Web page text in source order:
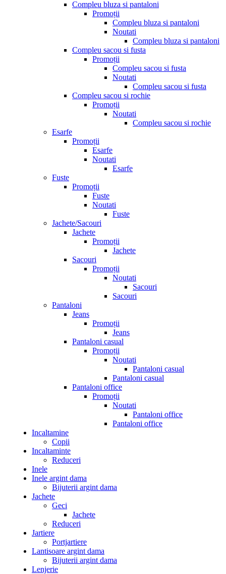
Compleu bluza si pantaloni
Promoții
Compleu bluza si pantaloni
Noutati
Compleu bluza si pantaloni
Compleu sacou si fusta
Promoții
Compleu sacou si fusta
Noutati
Compleu sacou si fusta
Compleu sacou si rochie
Promoții
Noutati
Compleu sacou si rochie
Esarfe
Promoții
Esarfe
Noutati
Esarfe
Fuste
Promoții
Fuste
Noutati
Fuste
Jachete/Sacouri
Jachete
Promoții
Jachete
Sacouri
Promoții
Noutati
Sacouri
Sacouri
Pantaloni
Jeans
Promoții
Jeans
Pantaloni casual
Promoții
Noutati
Pantaloni casual
Pantaloni casual
Pantaloni office
Promoții
Noutati
Pantaloni office
Pantaloni office
Incaltamine
Copii
Incaltaminte
Reduceri
Inele
Inele argint dama
Bijuterii argint dama
Jachete
Geci
Jachete
Reduceri
Jartiere
Portjartiere
Lantisoare argint dama
Bijuterii argint dama
Lenjerie